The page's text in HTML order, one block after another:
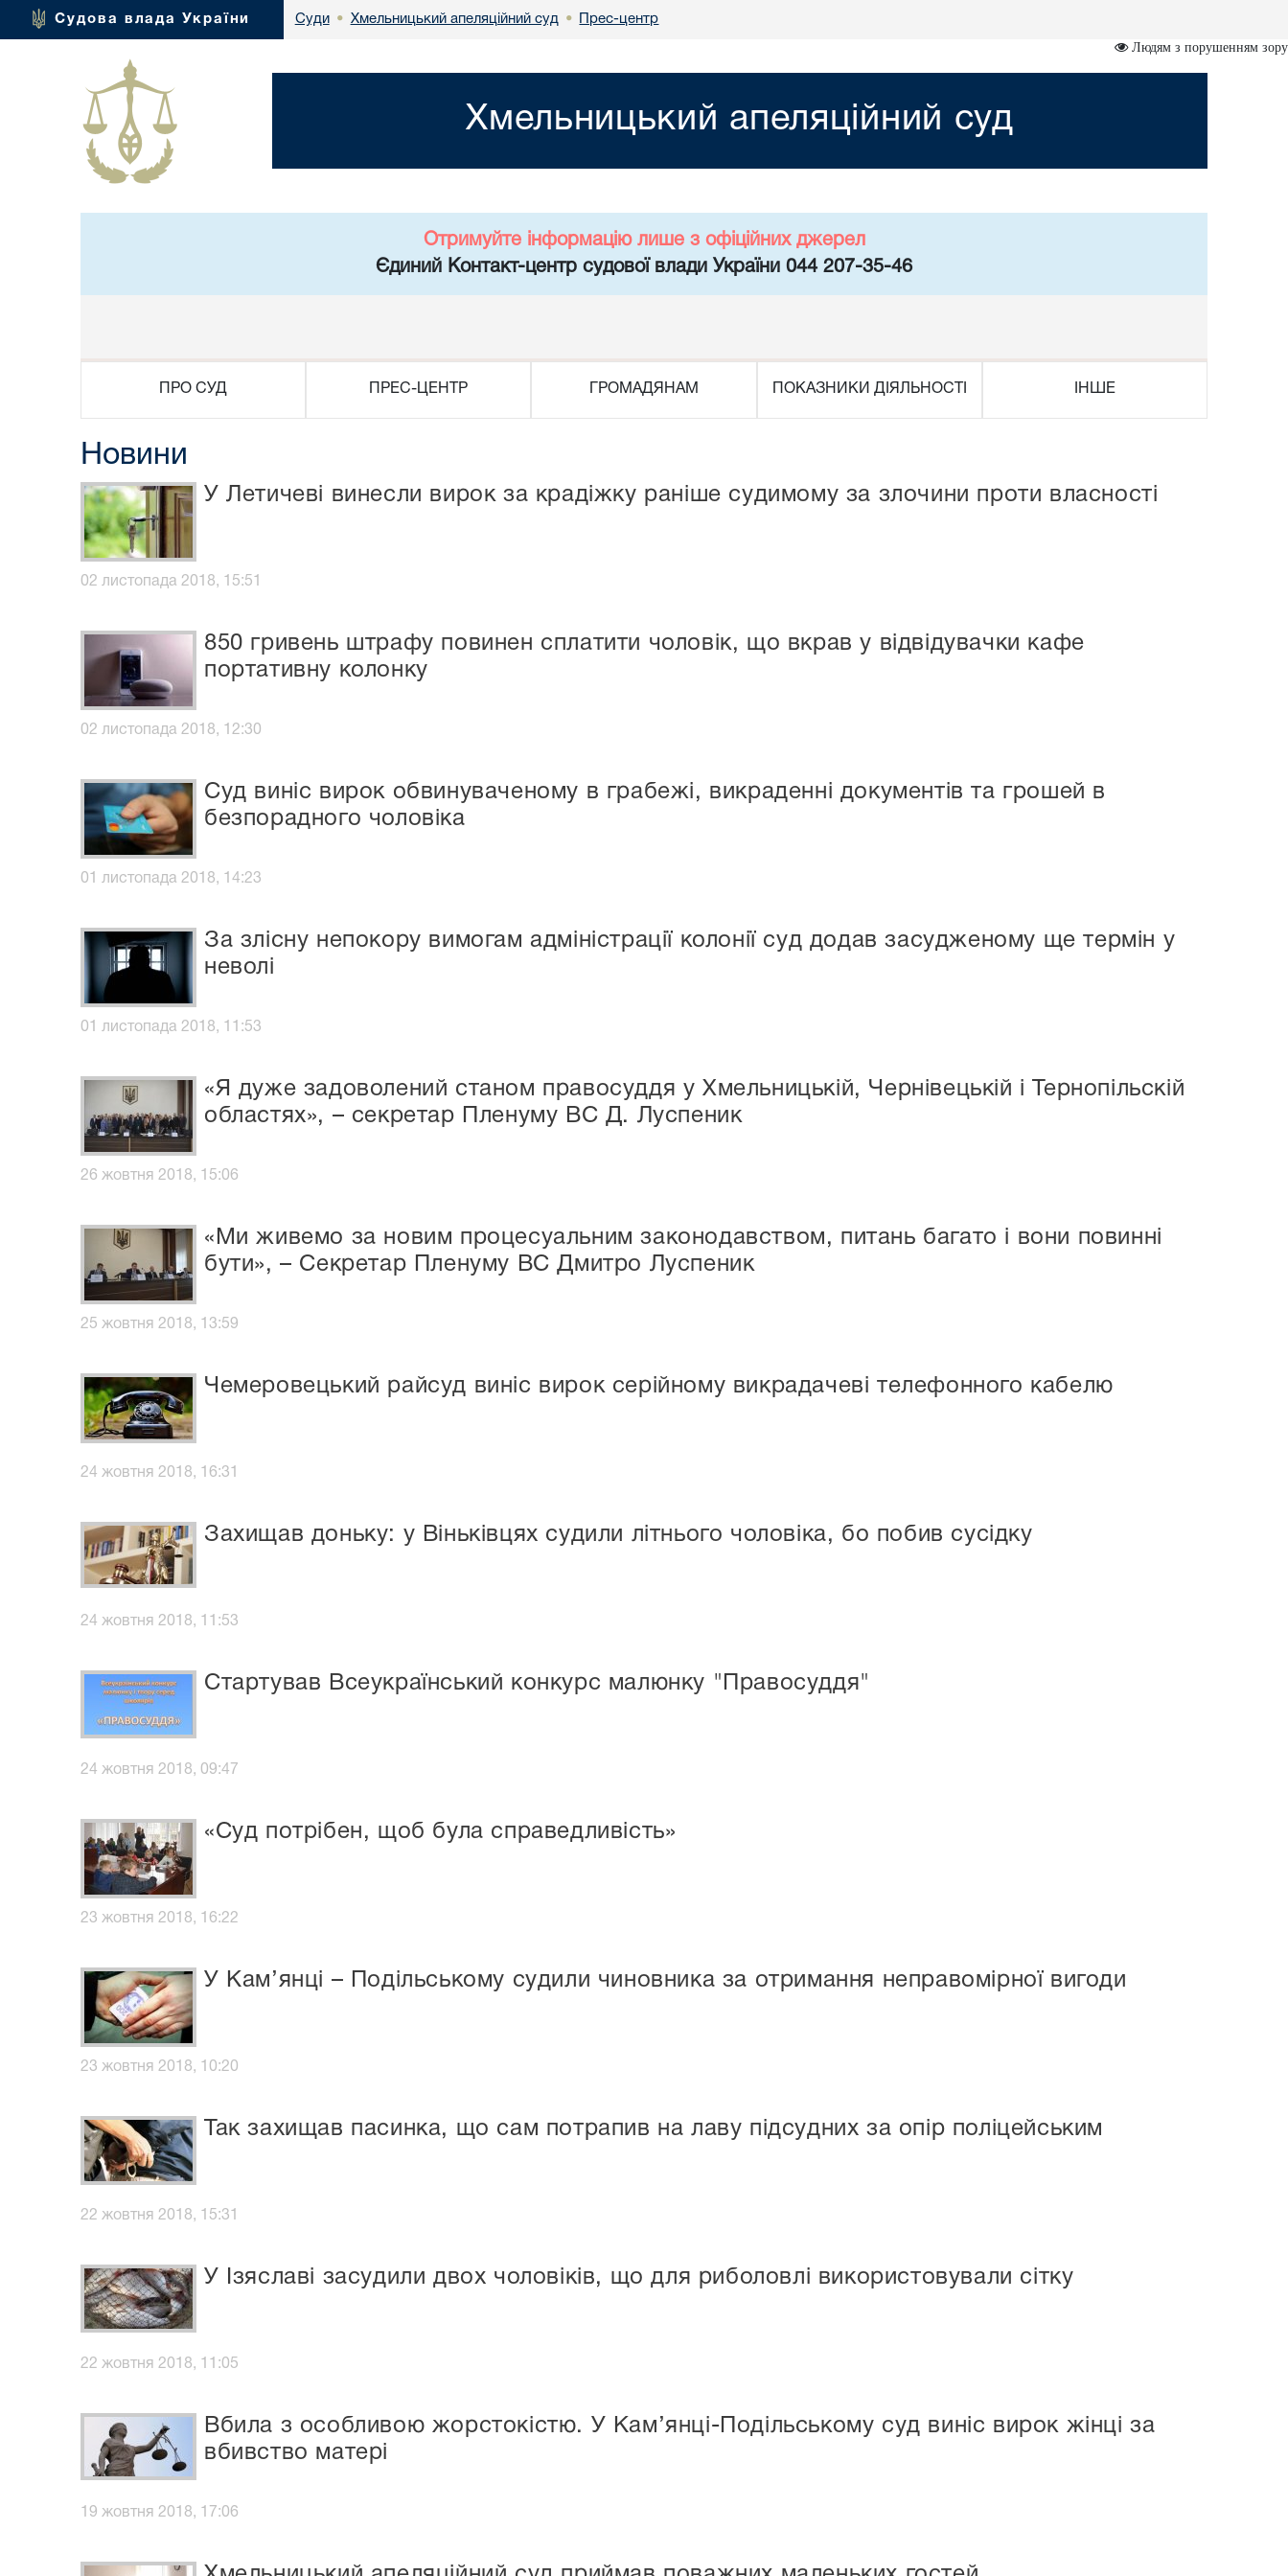
Судова влада України Суди • Хмельницький апеляційний суд • Прес-центр
Людям з порушенням зору
Хмельницький апеляційний суд
Отримуйте інформацію лише з офіційних джерел
Єдиний Контакт-центр судової влади України 044 207-35-46
ПРО СУД ПРЕС-ЦЕНТР ГРОМАДЯНАМ ПОКАЗНИКИ ДІЯЛЬНОСТІ ІНШЕ
Новини
У Летичеві винесли вирок за крадіжку раніше судимому за злочини проти власності
02 листопада 2018, 15:51
850 гривень штрафу повинен сплатити чоловік, що вкрав у відвідувачки кафе
портативну колонку
02 листопада 2018, 12:30
Суд виніс вирок обвинуваченому в грабежі, викраденні документів та грошей в
безпорадного чоловіка
01 листопада 2018, 14:23
За злісну непокору вимогам адміністрації колонії суд додав засудженому ще термін у
неволі
01 листопада 2018, 11:53
«Я дуже задоволений станом правосуддя у Хмельницькій, Чернівецькій і Тернопільскій
областях», – секретар Пленуму ВС Д. Луспеник
26 жовтня 2018, 15:06
«Ми живемо за новим процесуальним законодавством, питань багато і вони повинні
бути», – Секретар Пленуму ВС Дмитро Луспеник
25 жовтня 2018, 13:59
Чемеровецький райсуд виніс вирок серійному викрадачеві телефонного кабелю
24 жовтня 2018, 16:31
Захищав доньку: у Віньківцях судили літнього чоловіка, бо побив сусідку
24 жовтня 2018, 11:53
Стартував Всеукраїнський конкурс малюнку "Правосуддя"
24 жовтня 2018, 09:47
«Суд потрібен, щоб була справедливість»
23 жовтня 2018, 16:22
У Кам’янці – Подільському судили чиновника за отримання неправомірної вигоди
23 жовтня 2018, 10:20
Так захищав пасинка, що сам потрапив на лаву підсудних за опір поліцейським
22 жовтня 2018, 15:31
У Ізяславі засудили двох чоловіків, що для риболовлі використовували сітку
22 жовтня 2018, 11:05
Вбила з особливою жорстокістю. У Кам’янці-Подільському суд виніс вирок жінці за
вбивство матері
19 жовтня 2018, 17:06